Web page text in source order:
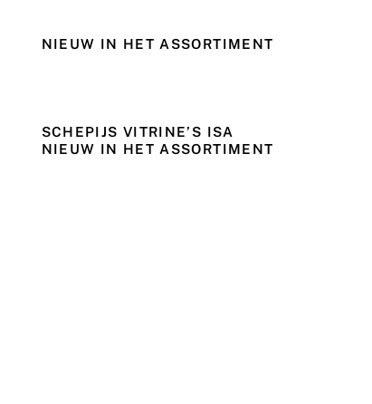
NIEUW IN HET ASSORTIMENT
SCHEPIJS VITRINE’S ISA
NIEUW IN HET ASSORTIMENT